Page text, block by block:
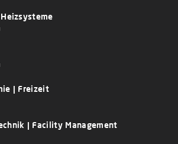
| Freizeit
| Facility Management